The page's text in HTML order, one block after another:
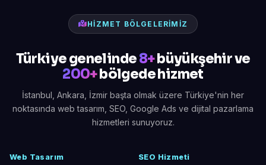
HIZMET BÖLGELERIMIZ
Türkiye genelinde8+büyükşehir ve
200+bölgede hizmet
İstanbul, Ankara, İzmir başta olmak üzere Türkiye'nin her
noktasında web tasarım, SEO, Google Ads ve dijital pazarlama
hizmetleri sunuyoruz.
Web Tasarım SEO Hizmeti